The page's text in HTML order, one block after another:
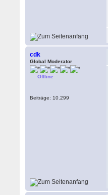
cdk
Global Moderator
Offline
Beiträge: 10.299